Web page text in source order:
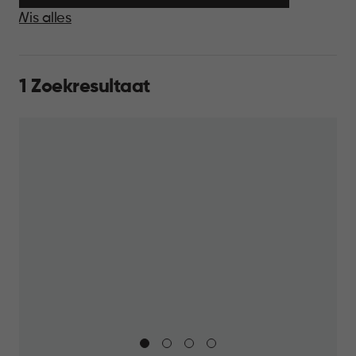
Wis alles
1 Zoekresultaat